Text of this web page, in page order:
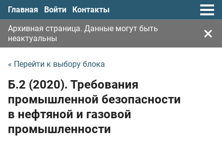
Главная Войти Контакты
Архивная страница. Данные могут быть
неактуальны
« Перейти к выбору блока
Б.2 (2020). Требования
промышленной безопасности
в нефтяной и газовой
промышленности